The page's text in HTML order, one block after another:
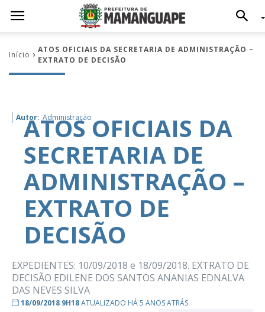
Início
ATOS OFICIAIS DA SECRETARIA DE ADMINISTRAÇÃO –
EXTRATO DE DECISÃO
Autor: Administração
ATOS OFICIAIS DA
SECRETARIA DE
ADMINISTRAÇÃO –
EXTRATO DE
DECISÃO
EXPEDIENTES: 10/09/2018 e 18/09/2018. EXTRATO DE
DECISÃO EDILENE DOS SANTOS ANANIAS EDNALVA
DAS NEVES SILVA
18/09/2018 9H18ATUALIZADO HÁ 5 ANOS ATRÁS